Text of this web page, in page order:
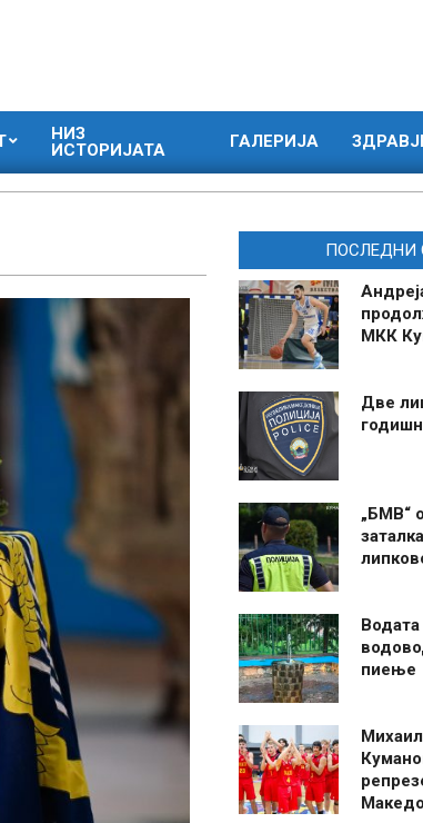
НИЗ
ИСТОРИЈАТА
ГАЛЕРИЈА
ПОСЛЕДНИ
МКК
Две
„БМВ“
пиење